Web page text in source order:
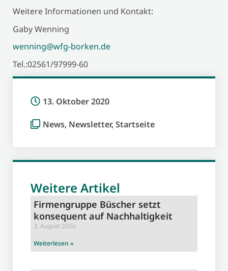
Weitere Informationen und Kontakt:
Gaby Wenning
wenning@wfg-borken.de
Tel.:02561/97999-60
13. Oktober 2020
News, Newsletter,Startseite
Weitere Artikel
Firmengruppe Büscher setzt
konsequent auf Nachhaltigkeit
3. August 2026
Weiterlesen »